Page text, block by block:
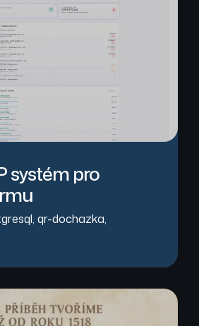
systém pro
, qr-dochazka,